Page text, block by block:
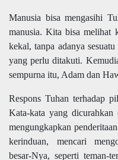
Manusia bisa mengasihi
manusia. Kita bisa melihat
kekal, tanpa adanya
yang perlu ditakuti.
sempurna itu, Adam dan
Respons Tuhan terhadap
Kata-kata yang
mengungkapkan
kerinduan, mencari
besar-Nya, seperti teman-